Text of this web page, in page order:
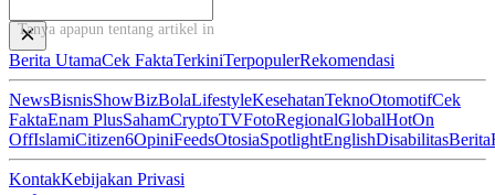
Tanya apapun tentang artikel ini...
Berita UtamaCek FaktaTerkiniTerpopulerRekomendasi
NewsBisnisShowBizBolaLifestyleKesehatanTeknoOtomotifCek
FaktaEnam PlusSahamCryptoTVFotoRegionalGlobalHotOn
OffIslamiCitizen6OpiniFeedsOtosiaSpotlightEnglishDisabilitasBerita
KontakKebijakan Privasi